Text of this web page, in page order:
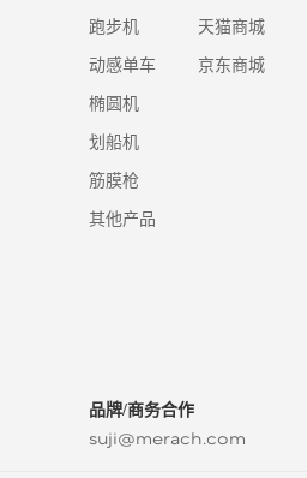
跑步机
动感单车
椭圆机
划船机
筋膜枪
其他产品
天猫商城
京东商城
品牌/商务合作
suji@merach.com